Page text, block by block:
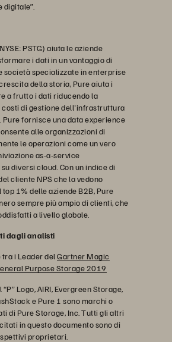
PSTG) aiuta le aziende
i dati in un vantaggio di
società specializzate in enterprise
della storia, Pure aiuta i
a frutto i dati riducendo la
costi di gestione dell'infrastruttura
Pure fornisce una data experience
alle organizzazioni di
le operazioni come un vero
as-a-service
diversi cloud. Con un indice di
cliente NPS che la vedono
1% delle aziende B2B, Pure
sempre più ampio di clienti, che
a livello globale.
dagli analisti
i Leader del Gartner Magic
Purpose Storage 2019
Logo, AIRI, Evergreen Storage,
e Pure 1 sono marchi o
di Pure Storage, Inc. Tutti gli altri
in questo documento sono di
proprietari.